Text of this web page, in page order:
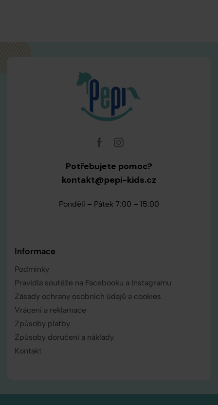
Potřebujete pomoc?
kontakt@pepi-kids.cz
Pondělí – Pátek 7:00 – 15:00
Informace
Podmínky
Pravidla soutěže na Facebooku a Instagramu
Zásady ochrany osobních údajů a cookies
Vrácení a reklamace
Způsoby platby
Způsoby doručení a náklady
Kontakt